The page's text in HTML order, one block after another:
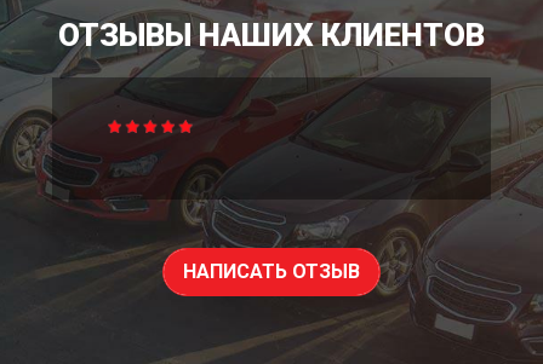
ОТЗЫВЫ НАШИХ КЛИЕНТОВ
НАПИСАТЬ ОТЗЫВ